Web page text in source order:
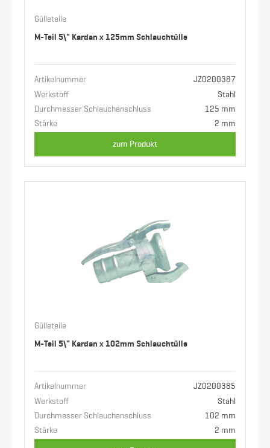
Gülleteile
M-Teil 5\" Kardan x 125mm Schlauchtülle
Artikelnummer
JZ0200387
Werkstoff
Stahl
Durchmesser Schlauchanschluss
125 mm
Stärke
2 mm
zum Produkt
Gülleteile
M-Teil 5\" Kardan x 102mm Schlauchtülle
Artikelnummer
JZ0200385
Werkstoff
Stahl
Durchmesser Schlauchanschluss
102 mm
Stärke
2 mm